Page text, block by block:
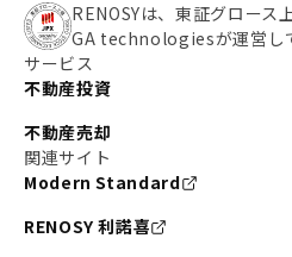
RENOSYは、東証グロース
GA technologiesが運営し
サービス
不動産投資
不動産売却
関連サイト
Modern Standard
RENOSY 利諾喜